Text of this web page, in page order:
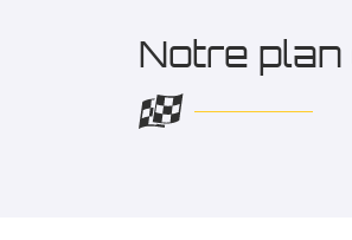
Adresse email de réception
Notre plan